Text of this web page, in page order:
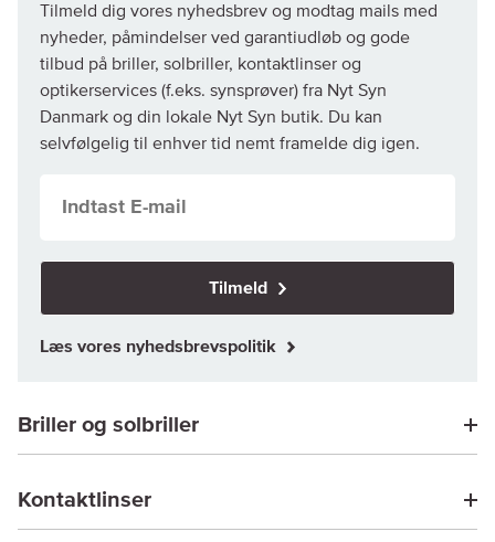
Tilmeld dig vores nyhedsbrev og modtag mails med
nyheder, påmindelser ved garantiudløb og gode
tilbud på briller, solbriller, kontaktlinser og
optikerservices (f.eks. synsprøver) fra Nyt Syn
Danmark og din lokale Nyt Syn butik. Du kan
selvfølgelig til enhver tid nemt framelde dig igen.
Tilmeld
Læs vores nyhedsbrevspolitik
Briller og solbriller
Kontaktlinser